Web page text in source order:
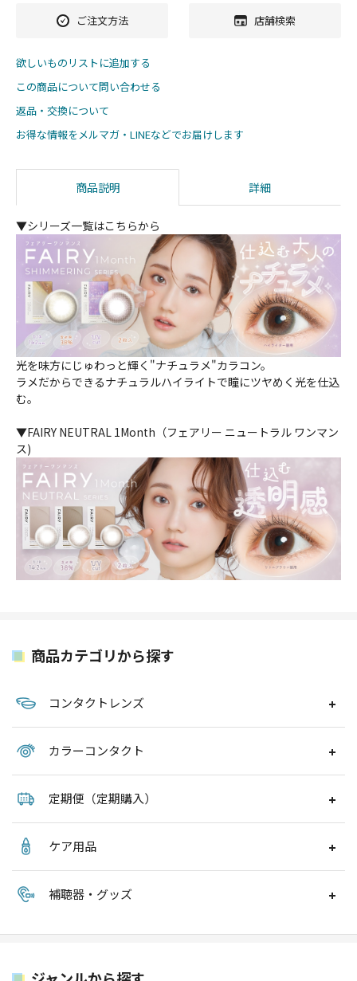
ご注文方法 店舗検索
欲しいものリストに追加する
この商品について問い合わせる
返品・交換について
お得な情報をメルマガ・LINEなどでお届けします
商品説明 詳細
▼シリーズ一覧はこちらから
光を味方にじゅわっと輝く"ナチュラメ"カラコン。
ラメだからできるナチュラルハイライトで瞳にツヤめく光を仕込
む。
▼FAIRY NEUTRAL 1Month（フェアリー ニュートラル ワンマン
ス)
商品カテゴリから探す
コンタクトレンズ
カラーコンタクト
定期便（定期購入）
ケア用品
補聴器・グッズ